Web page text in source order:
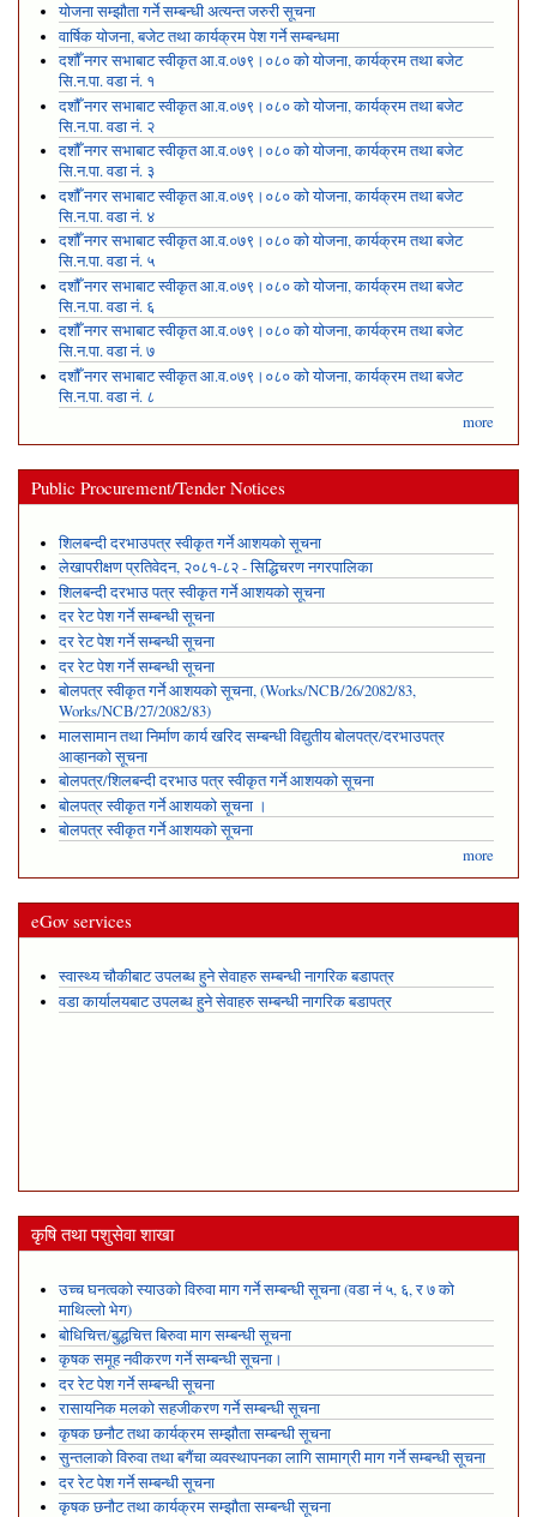
योजना सम्झौता गर्ने सम्बन्धी अत्यन्त जरुरी सूचना
वार्षिक योजना, बजेट तथा कार्यक्रम पेश गर्ने सम्बन्धमा
दशौँ नगर सभाबाट स्वीकृत आ.व.०७९।०८० को योजना, कार्यक्रम तथा बजेट
सि.न.पा. वडा नं. १
दशौँ नगर सभाबाट स्वीकृत आ.व.०७९।०८० को योजना, कार्यक्रम तथा बजेट
सि.न.पा. वडा नं. २
दशौँ नगर सभाबाट स्वीकृत आ.व.०७९।०८० को योजना, कार्यक्रम तथा बजेट
सि.न.पा. वडा नं. ३
दशौँ नगर सभाबाट स्वीकृत आ.व.०७९।०८० को योजना, कार्यक्रम तथा बजेट
सि.न.पा. वडा नं. ४
दशौँ नगर सभाबाट स्वीकृत आ.व.०७९।०८० को योजना, कार्यक्रम तथा बजेट
सि.न.पा. वडा नं. ५
दशौँ नगर सभाबाट स्वीकृत आ.व.०७९।०८० को योजना, कार्यक्रम तथा बजेट
सि.न.पा. वडा नं. ६
दशौँ नगर सभाबाट स्वीकृत आ.व.०७९।०८० को योजना, कार्यक्रम तथा बजेट
सि.न.पा. वडा नं. ७
दशौँ नगर सभाबाट स्वीकृत आ.व.०७९।०८० को योजना, कार्यक्रम तथा बजेट
सि.न.पा. वडा नं. ८
more
Public Procurement/Tender Notices
शिलबन्दी दरभाउपत्र स्वीकृत गर्ने आशयको सूचना
लेखापरीक्षण प्रतिवेदन, २०८१-८२ - सिद्धिचरण नगरपालिका
शिलबन्दी दरभाउ पत्र स्वीकृत गर्ने आशयको सूचना
दर रेट पेश गर्ने सम्बन्धी सूचना
दर रेट पेश गर्ने सम्बन्धी सूचना
दर रेट पेश गर्ने सम्बन्धी सूचना
बोलपत्र स्वीकृत गर्ने आशयको सूचना, (Works/NCB/26/2082/83,
Works/NCB/27/2082/83)
मालसामान तथा निर्माण कार्य खरिद सम्बन्धी विद्युतीय बोलपत्र/दरभाउपत्र
आव्हानको सूचना
बोलपत्र/शिलबन्दी दरभाउ पत्र स्वीकृत गर्ने आशयको सूचना
बोलपत्र स्वीकृत गर्ने आशयको सूचना ।
बोलपत्र स्वीकृत गर्ने आशयको सूचना
more
eGov services
स्वास्थ्य चौकीबाट उपलब्ध हुने सेवाहरु सम्बन्धी नागरिक बडापत्र
वडा कार्यालयबाट उपलब्ध हुने सेवाहरु सम्बन्धी नागरिक बडापत्र
कृषि तथा पशुसेवा शाखा
उच्च घनत्वको स्याउको विरुवा माग गर्ने सम्बन्धी सूचना (वडा नं ५, ६, र ७ को
माथिल्लो भेग)
बोधिचित्त/बुद्धचित्त बिरुवा माग सम्बन्धी सूचना
कृषक समूह नवीकरण गर्ने सम्बन्धी सूचना।
दर रेट पेश गर्ने सम्बन्धी सूचना
रासायनिक मलको सहजीकरण गर्ने सम्बन्धी सूचना
कृषक छनौट तथा कार्यक्रम सम्झौता सम्बन्धी सूचना
सुन्तलाको विरुवा तथा बगैंचा व्यवस्थापनका लागि सामाग्री माग गर्ने सम्बन्धी सूचना
दर रेट पेश गर्ने सम्बन्धी सूचना
कृषक छनौट तथा कार्यक्रम सम्झौता सम्बन्धी सूचना